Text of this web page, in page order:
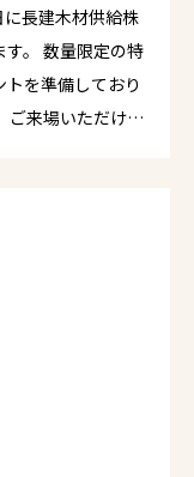
の特
を準備しており